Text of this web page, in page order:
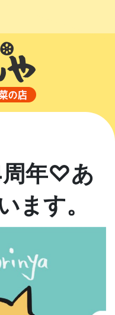
周年♡あ
ます。